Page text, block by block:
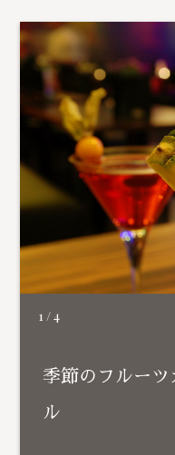
1 /4
季節のフルー
ル